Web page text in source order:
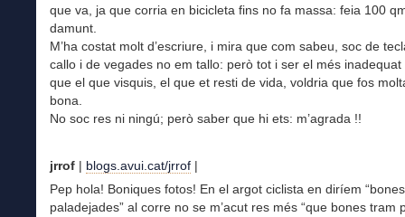
que va, ja que corria en bicicleta fins no fa massa: feia 100
damunt.
M’ha costat molt d’escriure, i mira que com sabeu, soc de
callo i de vegades no em tallo: però tot i ser el més inadequat
que el que visquis, el que et resti de vida, voldria que fos
bona.
No soc res ni ningú; però saber que hi ets: m’agrada !!
jrrof | blogs.avui.cat/jrrof |
Pep hola! Boniques fotos! En el argot ciclista en diríem “bones
paladejades” al corre no se m’acut res més “que bones tram